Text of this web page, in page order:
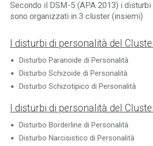
Secondo il DSM-5 (APA 2013) i
sono organizzati in 3 cluster (insiemi)
I disturbi di personalità del
Disturbo Paranoide di Personalità
Disturbo Schizoide di Personalità
Disturbo Schizotipico di Personalità
I disturbi di personalità del
Disturbo Borderline di Personalità
Disturbo Narcisistico di Personalità